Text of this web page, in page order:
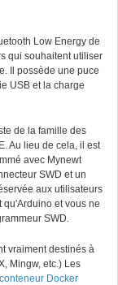
Low Energy de
qui souhaitent utiliser
Il possède une puce
USB et la charge
de la famille des
Au lieu de cela, il est
avec Mynewt
SWD et un
aux utilisateurs
qu'Arduino et vous ne
SWD.
vraiment destinés à
Mingw, etc.) Les
conteneur Docker